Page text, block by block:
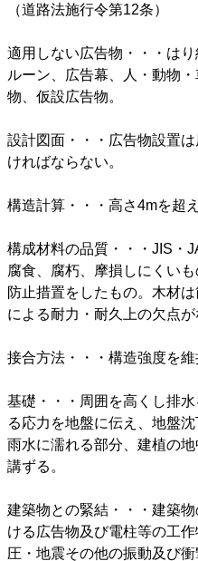
（道路法施行令第12条）
適用しない広告物・・・は
ルーン、広告幕、人・動物
物、仮設広告物。
設計図面・・・広告物設置
ければならない。
構造計算・・・高さ4mを超
構成材料の品質・・・JIS・
腐食、腐朽、摩損しにくい
防止措置をしたもの。木材
による耐力・耐久上の欠点が
接合方法・・・構造強度を維
基礎・・・周囲を高くし排
る応力を地盤に伝え、地盤
雨水に濡れる部分、建植の
講ずる。
建築物との緊結・・・建築
ける広告物及び電柱等の工
圧・地震その他の振動及び